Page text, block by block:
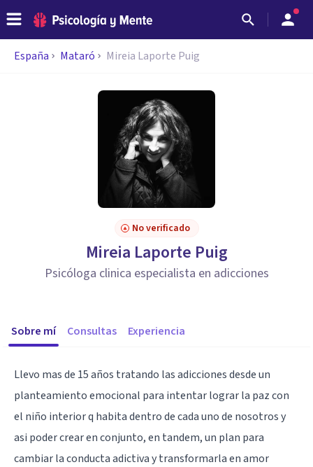
España Mataró Mireia Laporte Puig
No verificado
Mireia Laporte Puig
Psicóloga clinica especialista en adicciones
Sobre mí Consultas Experiencia
Llevo mas de 15 años tratando las adicciones desde un
planteamiento emocional para intentar lograr la paz con
el niño interior q habita dentro de cada uno de nosotros y
asi poder crear en conjunto, en tandem, un plan para
cambiar la conducta adictiva y transformarla en amor